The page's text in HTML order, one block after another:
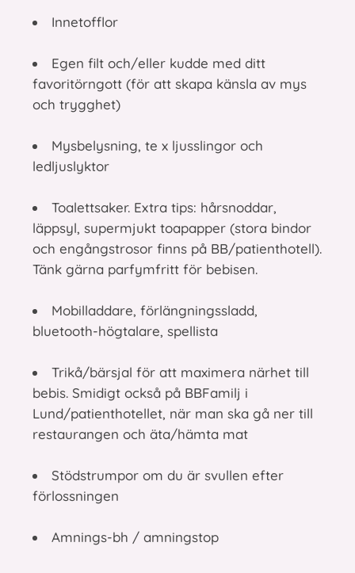
Innetofflor
Egen filt och/eller kudde med ditt
favoritörngott (för att skapa känsla av mys
och trygghet)
Mysbelysning, te x ljusslingor och
ledljuslyktor
Toalettsaker. Extra tips: hårsnoddar,
läppsyl, supermjukt toapapper (stora bindor
och engångstrosor finns på BB/patienthotell).
Tänk gärna parfymfritt för bebisen.
Mobilladdare, förlängningssladd,
bluetooth-högtalare, spellista
Trikå/bärsjal för att maximera närhet till
bebis. Smidigt också på BBFamilj i
Lund/patienthotellet, när man ska gå ner till
restaurangen och äta/hämta mat
Stödstrumpor om du är svullen efter
förlossningen
Amnings-bh / amningstop